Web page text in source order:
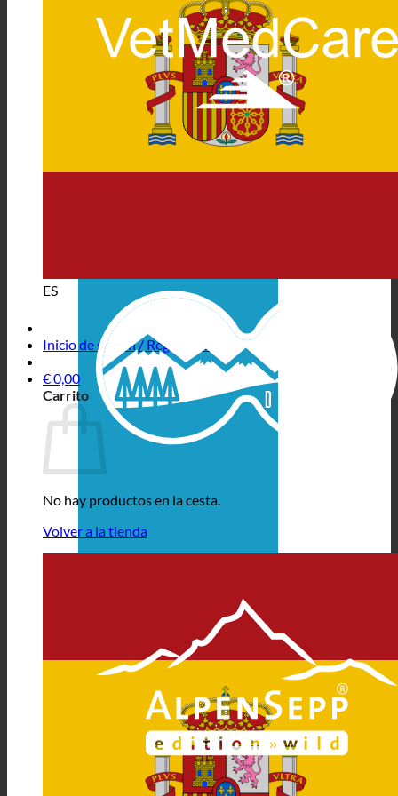
ES
Inicio de sesión / Registrarse
€0,00
Carrito
No hay productos en la cesta.
Volver a la tienda